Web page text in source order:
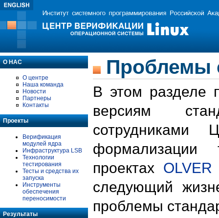
О НАС
О центре
Наша команда
Новости
Партнеры
Контакты
Проекты
Верификация
модулей ядра
Инфраструктура LSB
Технологии
тестирования
Тесты и средства их
запуска
Инструменты
обеспечения
переносимости
Результаты
Проблемы
В этом разделе
версиям
формализации
проектах OLVER
следующий
проблемы